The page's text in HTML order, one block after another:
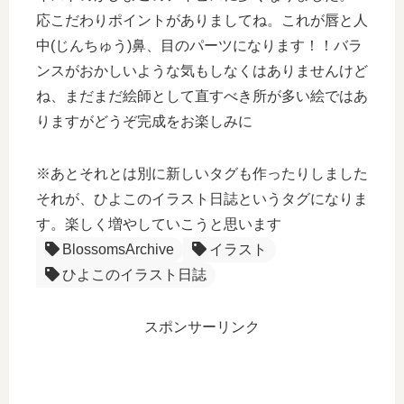
応こだわりポイントがありましてね。これが唇と人
中(じんちゅう)鼻、目のパーツになります！！バラ
ンスがおかしいような気もしなくはありませんけど
ね、まだまだ絵師として直すべき所が多い絵ではあ
りますがどうぞ完成をお楽しみに
※あとそれとは別に新しいタグも作ったりしました
それが、ひよこのイラスト日誌というタグになりま
す。楽しく増やしていこうと思います
BlossomsArchive
イラスト
ひよこのイラスト日誌
スポンサーリンク